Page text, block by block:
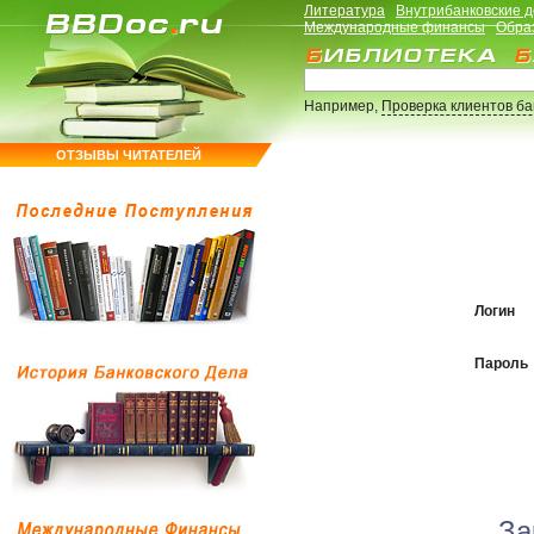
ОТЗЫВЫ ЧИТАТЕЛЕЙ
Литература
Внутрибанковские
Международные финансы
Например,Проверка клиентов
Логин
Пароль